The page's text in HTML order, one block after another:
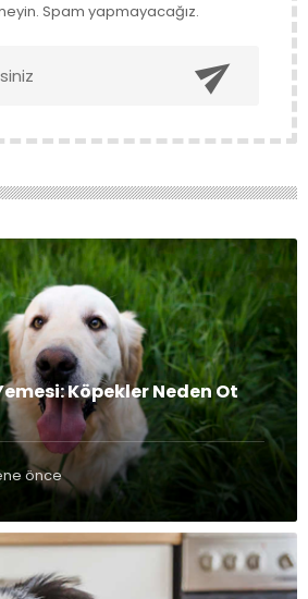
Spam yapmayacağız.

Köpekler Neden Ot
önce